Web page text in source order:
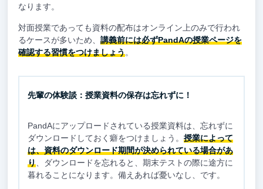
なります。
対面授業であっても資料の配布はオンライン上のみで行われ
るケースが多いため、 講義前には必ずPandAの授業ページを
確認する習慣をつけましょう。
先輩の体験談：授業資料の保存は忘れずに！
PandAにアップロードされている授業資料は、忘れずに
ダウンロードしておく癖をつけましょう。授業によって
は、資料のダウンロード期間が決められている場合があ
り 、ダウンロードを忘れると、期末テストの際に途方に
暮れることになります。備えあれば憂いなし、です。